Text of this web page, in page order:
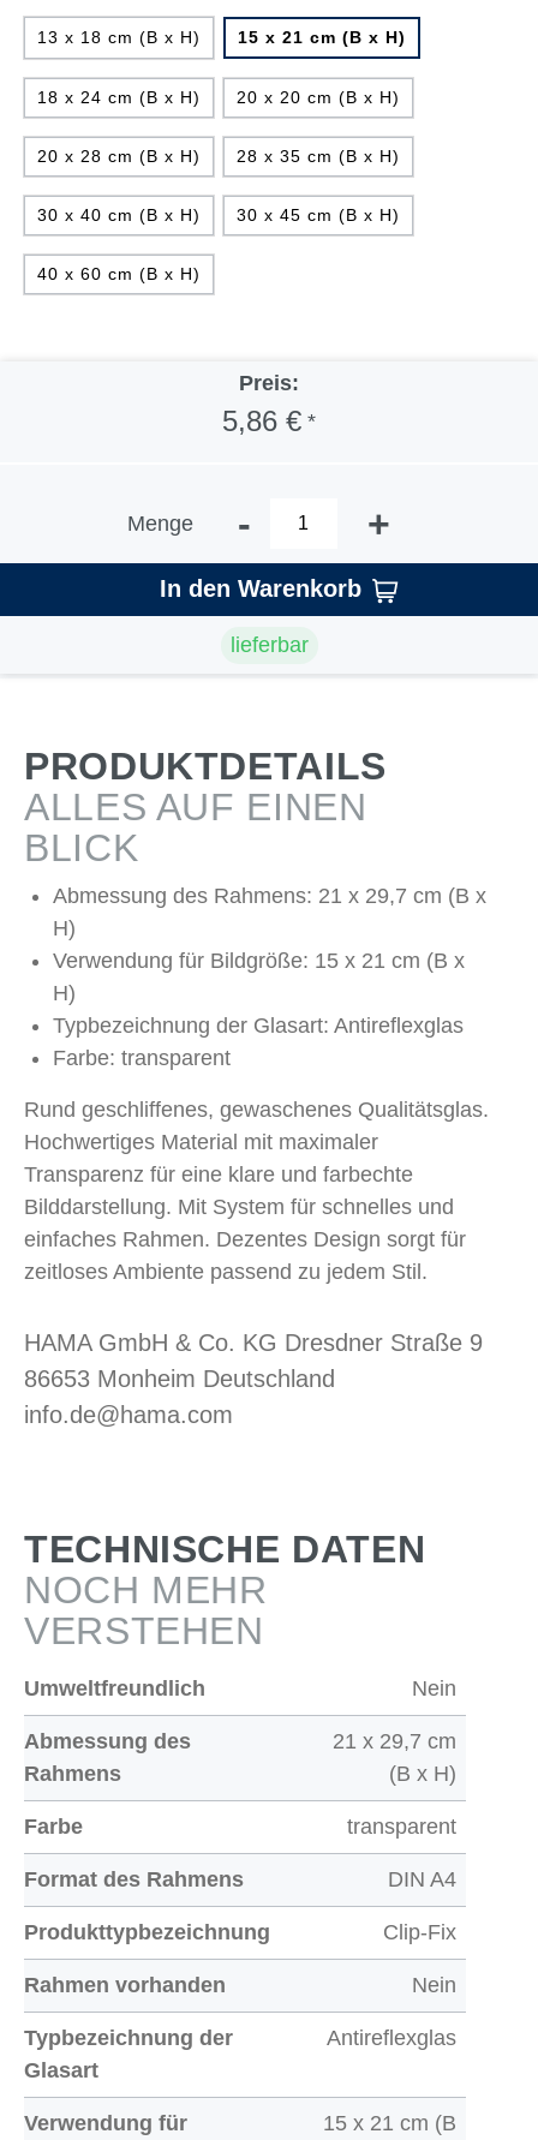
13 x 18 cm (B x H) 15 x 21 cm (B x H)
18 x 24 cm (B x H) 20 x 20 cm (B x H)
20 x 28 cm (B x H) 28 x 35 cm (B x H)
30 x 40 cm (B x H) 30 x 45 cm (B x H)
40 x 60 cm (B x H)
Preis:
5,86 € *
Menge - +
In den Warenkorb
lieferbar
PRODUKTDETAILS
ALLES AUF EINEN
BLICK
Abmessung des Rahmens: 21 x 29,7 cm (B x
H)
Verwendung für Bildgröße: 15 x 21 cm (B x
H)
Typbezeichnung der Glasart: Antireflexglas
Farbe: transparent
Rund geschliffenes, gewaschenes Qualitätsglas.
Hochwertiges Material mit maximaler
Transparenz für eine klare und farbechte
Bilddarstellung. Mit System für schnelles und
einfaches Rahmen. Dezentes Design sorgt für
zeitloses Ambiente passend zu jedem Stil.
HAMA GmbH & Co. KG Dresdner Straße 9
86653 Monheim Deutschland
info.de@hama.com
TECHNISCHE DATEN
NOCH MEHR
VERSTEHEN
Umweltfreundlich Nein
Abmessung des
Rahmens
21 x 29,7 cm
(B x H)
Farbe transparent
Format des Rahmens DIN A4
Produkttypbezeichnung Clip-Fix
Rahmen vorhanden Nein
Typbezeichnung der
Glasart
Antireflexglas
Verwendung für 15 x 21 cm (B